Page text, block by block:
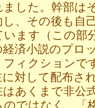
ました。幹部は
し、その後も自
います（この部
経済小説のプロ
フィクションで
対して配布さ
はあくまで非公
のではなく、「